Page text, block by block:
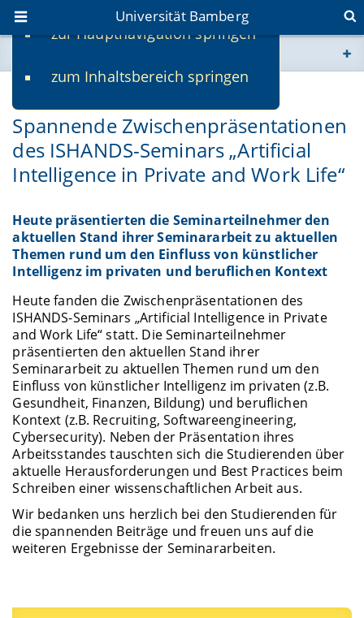
zur Hauptnavigation springen
zum Inhaltsbereich springen
Universität Bamberg
www.uni-bamberg.de
univis.uni-bamberg.de
fis.uni-bamberg.de
Spannende Zwischenpräsentationen
des ISHANDS-Seminars „Artificial
Intelligence in Private and Work Life“
Heute präsentierten die Seminarteilnehmer den
aktuellen Stand ihrer Seminararbeit zu aktuellen
Themen rund um den Einfluss von künstlicher
Intelligenz im privaten und beruflichen Kontext
Heute fanden die Zwischenpräsentationen des
ISHANDS-Seminars „Artificial Intelligence in Private
and Work Life“ statt. Die Seminarteilnehmer
präsentierten den aktuellen Stand ihrer
Seminararbeit zu aktuellen Themen rund um den
Einfluss von künstlicher Intelligenz im privaten (z.B.
Gesundheit, Finanzen, Bildung) und beruflichen
Kontext (z.B. Recruiting, Softwareengineering,
Cybersecurity). Neben der Präsentation ihres
Arbeitsstandes tauschten sich die Studierenden über
aktuelle Herausforderungen und Best Practices beim
Schreiben einer wissenschaftlichen Arbeit aus.
Wir bedanken uns herzlich bei den Studierenden für
die spannenden Beiträge und freuen uns auf die
weiteren Ergebnisse der Seminararbeiten.